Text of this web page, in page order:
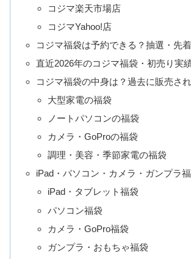
コジマ楽天市場店
コジマYahoo!店
コジマ福袋は予約できる？抽選・先
直近2026年のコジマ福袋・初売り実
コジマ福袋の中身は？過去に販売さ
大型家電の福袋
ノートパソコンの福袋
カメラ・GoProの福袋
調理・美容・季節家電の福袋
iPad・パソコン・カメラ・ガンプラ
iPad・タブレット福袋
パソコン福袋
カメラ・GoPro福袋
ガンプラ・おもちゃ福袋